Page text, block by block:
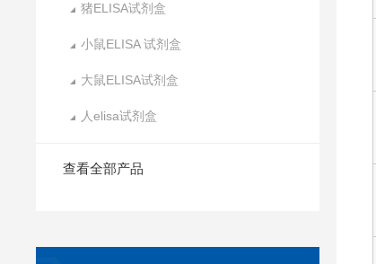
猪ELISA试剂盒
小鼠ELISA 试剂盒
大鼠ELISA试剂盒
人elisa试剂盒
查看全部产品